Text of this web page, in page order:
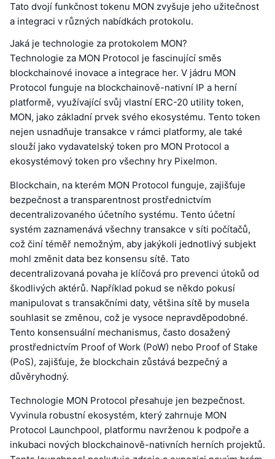
Tato dvojí funkčnost tokenu MON zvyšuje jeho užitečnost
a integraci v různých nabídkách protokolu.
Jaká je technologie za protokolem MON?
Technologie za MON Protocol je fascinující směs
blockchainové inovace a integrace her. V jádru MON
Protocol funguje na blockchainově-nativní IP a herní
platformě, využívající svůj vlastní ERC-20 utility token,
MON, jako základní prvek svého ekosystému. Tento token
nejen usnadňuje transakce v rámci platformy, ale také
slouží jako vydavatelský token pro MON Protocol a
ekosystémový token pro všechny hry Pixelmon.
Blockchain, na kterém MON Protocol funguje, zajišťuje
bezpečnost a transparentnost prostřednictvím
decentralizovaného účetního systému. Tento účetní
systém zaznamenává všechny transakce v síti počítačů,
což činí téměř nemožným, aby jakýkoli jednotlivý subjekt
mohl změnit data bez konsensu sítě. Tato
decentralizovaná povaha je klíčová pro prevenci útoků od
škodlivých aktérů. Například pokud se někdo pokusí
manipulovat s transakčními daty, většina sítě by musela
souhlasit se změnou, což je vysoce nepravděpodobné.
Tento konsensuální mechanismus, často dosažený
prostřednictvím Proof of Work (PoW) nebo Proof of Stake
(PoS), zajišťuje, že blockchain zůstává bezpečný a
důvěryhodný.
Technologie MON Protocol přesahuje jen bezpečnost.
Vyvinula robustní ekosystém, který zahrnuje MON
Protocol Launchpool, platformu navrženou k podpoře a
inkubaci nových blockchainově-nativních herních projektů.